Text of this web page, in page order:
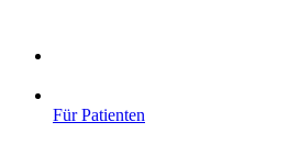
Für Patienten